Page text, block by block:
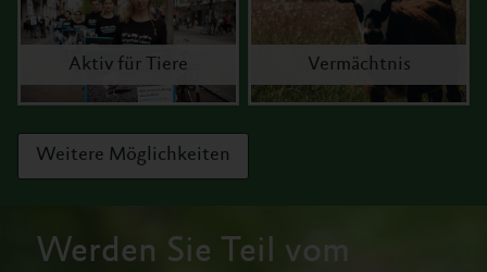
Aktiv für Tiere Vermächtnis
Weitere Möglichkeiten
Werden Sie Teil vom